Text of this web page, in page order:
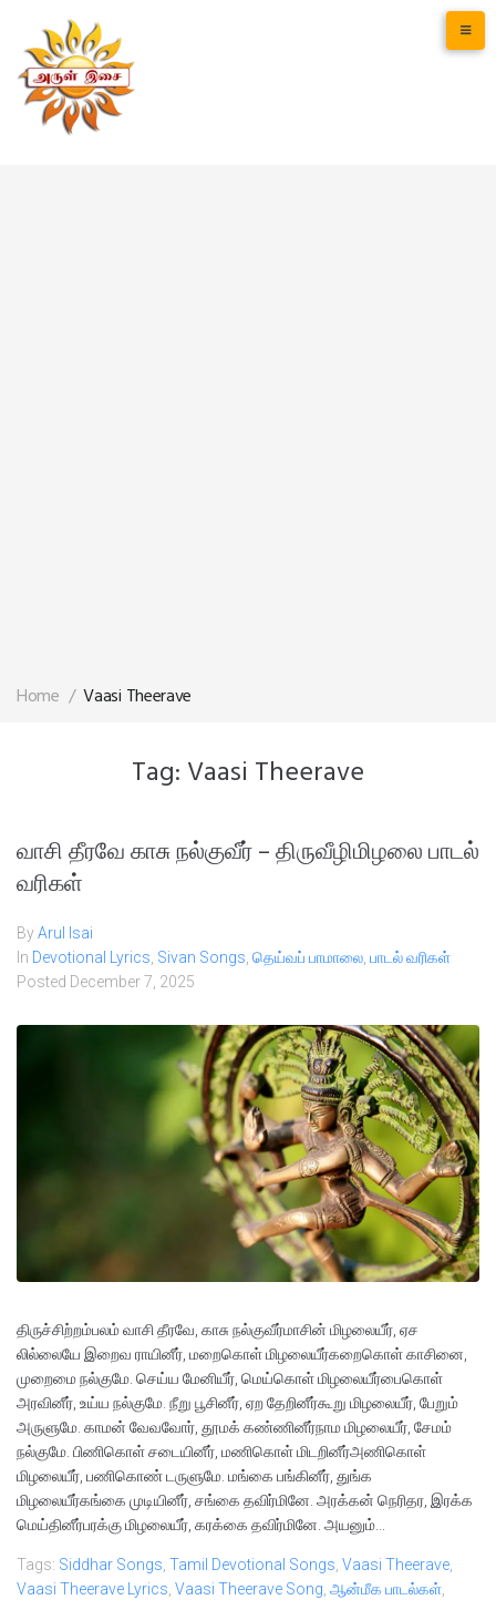
Home / Vaasi Theerave
Tag: Vaasi Theerave
வாசி தீரவே காசு நல்குவீர் – திருவீழிமிழலை பாடல்
வரிகள்
ByArul Isai
In Devotional Lyrics Sivan Songs தெய்வப் பாமாலை பாடல் வரிகள்
Posted December 7, 2025
திருச்சிற்றம்பலம் வாசி தீரவே, காசு நல்குவீர்மாசின் மிழலையீர், ஏச
லில்லையே இறைவ ராயினீர், மறைகொள் மிழலையீர்கறைகொள் காசினை,
முறைமை நல்குமே. செய்ய மேனியீர், மெய்கொள் மிழலையீர்பைகொள்
அரவினீர், உய்ய நல்குமே. நீறு பூசினீர், ஏற தேறினீர்கூறு மிழலையீர், பேறும்
அருளுமே. காமன் வேவவோர், தூமக் கண்ணினீர்நாம மிழலையீர், சேமம்
நல்குமே. பிணிகொள் சடையினீர், மணிகொள் மிடறினீர்அணிகொள்
மிழலையீர், பணிகொண் டருளுமே. மங்கை பங்கினீர், துங்க
மிழலையீர்கங்கை முடியினீர், சங்கை தவிர்மினே. அரக்கன் நெரிதர, இரக்க
மெய்தினீர்பரக்கு மிழலையீர், கரக்கை தவிர்மினே. அயனும்...
Tags: Siddhar Songs, Tamil Devotional Songs, Vaasi Theerave,
Vaasi Theerave Lyrics, Vaasi Theerave Song, ஆன்மீக பாடல்கள்,